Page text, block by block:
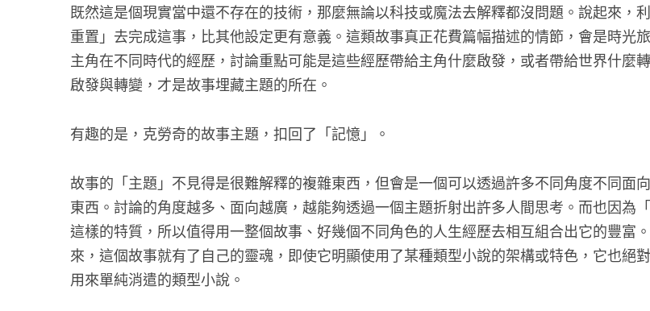
既然這是個現實當中還不存在的技術，那麼無論以科技或魔法去解釋都沒問題。說起來，
重置」去完成這事，比其他設定更有意義。這類故事真正花費篇幅描述的情節，會是時光
主角在不同時代的經歷，討論重點可能是這些經歷帶給主角什麼啟發，或者帶給世界什麼
啟發與轉變，才是故事埋藏主題的所在。
有趣的是，克勞奇的故事主題，扣回了「記憶」。
故事的「主題」不見得是很難解釋的複雜東西，但會是一個可以透過許多不同角度不同面
東西。討論的角度越多、面向越廣，越能夠透過一個主題折射出許多人間思考。而也因為
這樣的特質，所以值得用一整個故事、好幾個不同角色的人生經歷去相互組合出它的豐富
來，這個故事就有了自己的靈魂，即使它明顯使用了某種類型小說的架構或特色，它也絕
用來單純消遣的類型小說。